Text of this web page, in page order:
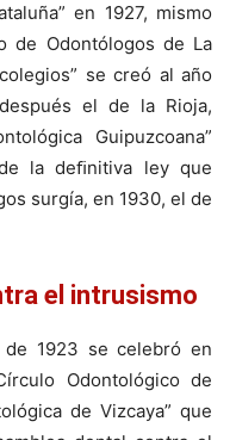
en 1927, mismo
de Odontólogos de La
se creó al año
el de la Rioja,
Guipuzcoana”
la deﬁnitiva ley que
surgía, en 1930, el de
el intrusismo
1923 se celebró en
Odontológico de
de Vizcaya” que